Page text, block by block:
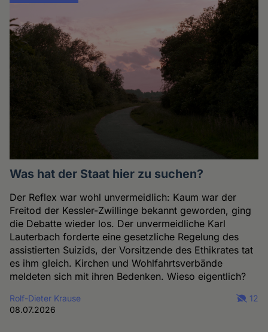
Was hat der Staat hier zu suchen?
Der Reflex war wohl unvermeidlich: Kaum war der
Freitod der Kessler-Zwillinge bekannt geworden, ging
die Debatte wieder los. Der unvermeidliche Karl
Lauterbach forderte eine gesetzliche Regelung des
assistierten Suizids, der Vorsitzende des Ethikrates tat
es ihm gleich. Kirchen und Wohlfahrtsverbände
meldeten sich mit ihren Bedenken. Wieso eigentlich?
Rolf-Dieter Krause
08.07.2026
12